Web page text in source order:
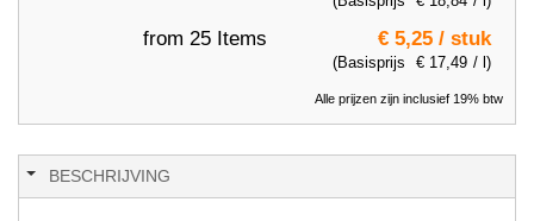
from 25 Items € 5,25 / stuk
(Basisprijs € 17,49 / l)
Alle prijzen zijn inclusief 19% btw
BESCHRIJVING